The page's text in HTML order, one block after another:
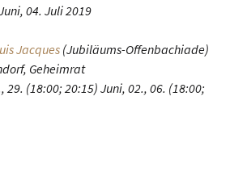
04. Juli 2019
Jacques (Jubiläums-Offenbachiade)
Geheimrat
29. (18:00; 20:15) Juni, 02., 06. (18:00;